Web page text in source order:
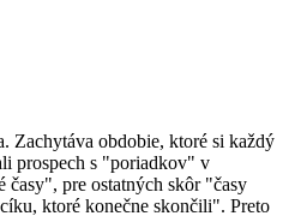
Zachytáva obdobie, ktoré si každý
prospech s "poriadkov" v
časy", pre ostatných skôr "časy
ktoré konečne skončili". Preto